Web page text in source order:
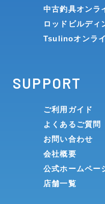
中古釣具オンラ
ロッドビルディ
Tsulinoオンラ
SUPPORT
ご利用ガイド
よくあるご質問
お問い合わせ
会社概要
公式ホームペー
店舗一覧